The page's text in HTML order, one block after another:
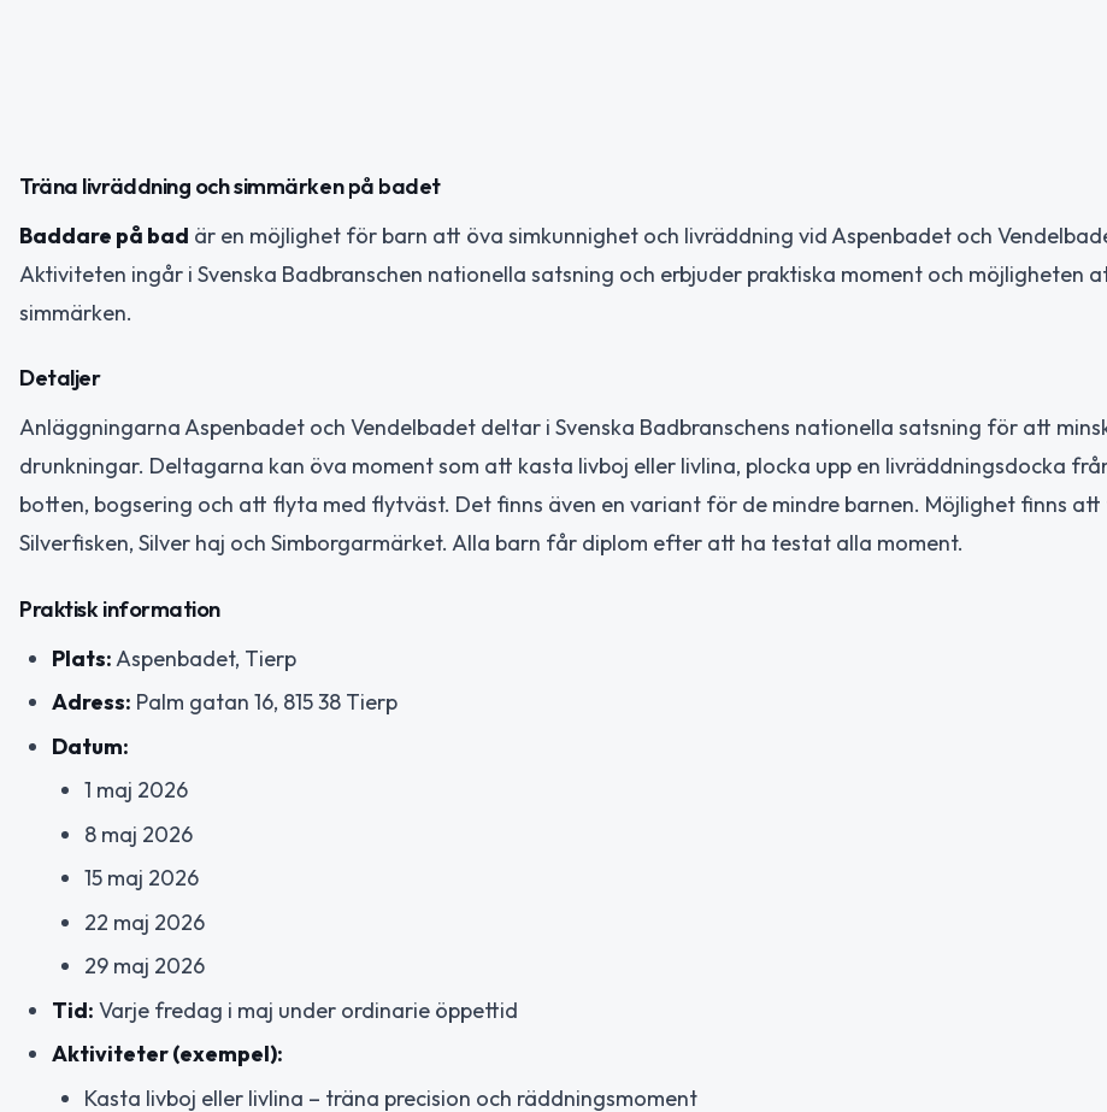
Träna livräddning och simmärken på badet
Baddare på bad är en möjlighet för barn att öva simkunnighet och livräddning vid Aspenbadet och
Aktiviteten ingår i Svenska Badbranschen nationella satsning och erbjuder praktiska moment och möjligheten
simmärken.
Detaljer
Anläggningarna Aspenbadet och Vendelbadet deltar i Svenska Badbranschens nationella satsning för att
drunkningar. Deltagarna kan öva moment som att kasta livboj eller livlina, plocka upp en livräddningsdocka
botten, bogsering och att flyta med flytväst. Det finns även en variant för de mindre barnen. Möjlighet finns att
Silverfisken, Silver haj och Simborgarmärket. Alla barn får diplom efter att ha testat alla moment.
Praktisk information
Plats:Aspenbadet, Tierp
Adress: Palm gatan 16, 815 38 Tierp
Datum:
1 maj 2026
8 maj 2026
15 maj 2026
22 maj 2026
29 maj 2026
Tid: Varje fredag i maj under ordinarie öppettid
Aktiviteter (exempel):
Kasta livboj eller livlina – träna precision och räddningsmoment